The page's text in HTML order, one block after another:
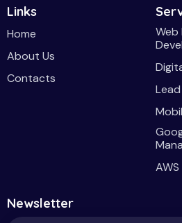
Links
Home
About Us
Contacts
Web
Newsletter